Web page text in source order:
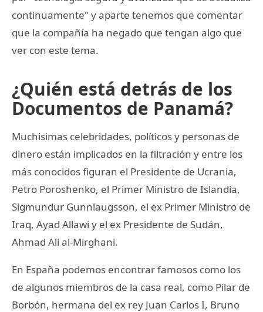
continuamente" y aparte tenemos que comentar
que la compañía ha negado que tengan algo que
ver con este tema.
¿Quién está detrás de los
Documentos de Panamá?
Muchisimas celebridades, políticos y personas de
dinero están implicados en la filtración y entre los
más conocidos figuran el Presidente de Ucrania,
Petro Poroshenko, el Primer Ministro de Islandia,
Sigmundur Gunnlaugsson, el ex Primer Ministro de
Iraq, Ayad Allawi y el ex Presidente de Sudán,
Ahmad Ali al-Mirghani.
En España podemos encontrar famosos como los
de algunos miembros de la casa real, como Pilar de
Borbón, hermana del ex rey Juan Carlos I, Bruno